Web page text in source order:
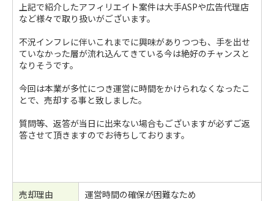
上記で紹介したアフィリエイト案件は大手ASPや広告代理店
など様々で取り扱いがございます。
不況インフレに伴いこれまでに興味がありつつも、手を出せ
ていなかった層が流れ込んてきている今は絶好のチャンスと
なりそうです。
今回は本業が多忙につき運営に時間をかけられなくなったこ
とで、売却する事と致しました。
質問等、返答が当日に出来ない場合もございますが必ずご返
答させて頂きますのでお待ちしております。
売却理由
運営時間の確保が困難なため